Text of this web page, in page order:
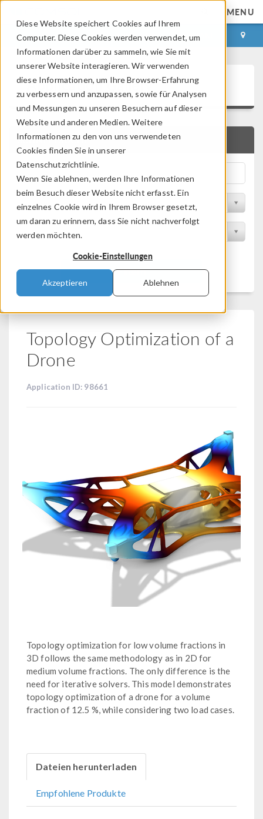
Diese Website speichert Cookies auf Ihrem
Computer. Diese Cookies werden verwendet, um
Informationen darüber zu sammeln, wie Sie mit
unserer Website interagieren. Wir verwenden
diese Informationen, um Ihre Browser-Erfahrung
zu verbessern und anzupassen, sowie für Analysen
und Messungen zu unseren Besuchern auf dieser
Website und anderen Medien. Weitere
Informationen zu den von uns verwendeten
Cookies finden Sie in unserer
Datenschutzrichtlinie.
Wenn Sie ablehnen, werden Ihre Informationen
beim Besuch dieser Website nicht erfasst. Ein
einzelnes Cookie wird in Ihrem Browser gesetzt,
um daran zu erinnern, dass Sie nicht nachverfolgt
werden möchten.
Cookie-Einstellungen
Akzeptieren Ablehnen
MENU
ANMELDEN KONTAKT
Application Gallery
SCHNELLSUCHE
Nach Themenbereich filtern
Nach Produkt filtern
Filtern
Topology Optimization of a
Drone
Application ID: 98661
Topology optimization for low volume fractions in
3D follows the same methodology as in 2D for
medium volume fractions. The only difference is the
need for iterative solvers. This model demonstrates
topology optimization of a drone for a volume
fraction of 12.5 %, while considering two load cases.
Dateien herunterladen
Empfohlene Produkte